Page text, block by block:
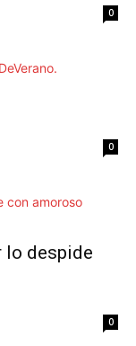
0
0
lo despide
0